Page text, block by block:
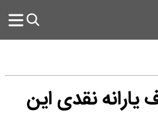
نقدی این